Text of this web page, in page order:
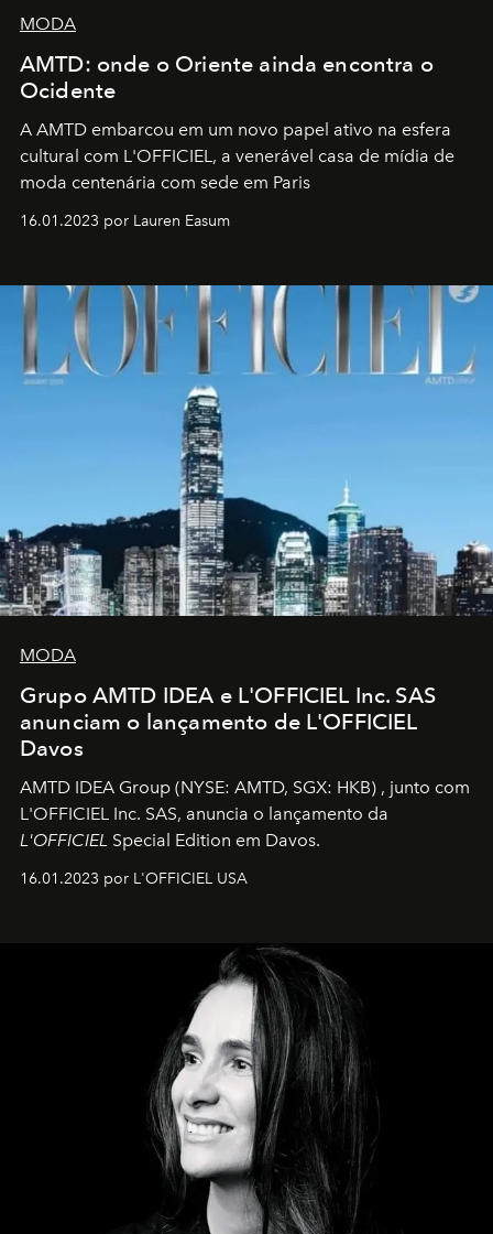
MODA
AMTD: onde o Oriente ainda encontra o
Ocidente
A AMTD embarcou em um novo papel ativo na esfera
cultural com L'OFFICIEL, a venerável casa de mídia de
moda centenária com sede em Paris
16.01.2023 por Lauren Easum
MODA
Grupo AMTD IDEA e L'OFFICIEL Inc. SAS
anunciam o lançamento de L'OFFICIEL
Davos
AMTD IDEA Group (NYSE: AMTD, SGX: HKB) , junto com
L'OFFICIEL Inc. SAS, anuncia o lançamento da
L'OFFICIEL Special Edition em Davos.
16.01.2023 por L'OFFICIEL USA